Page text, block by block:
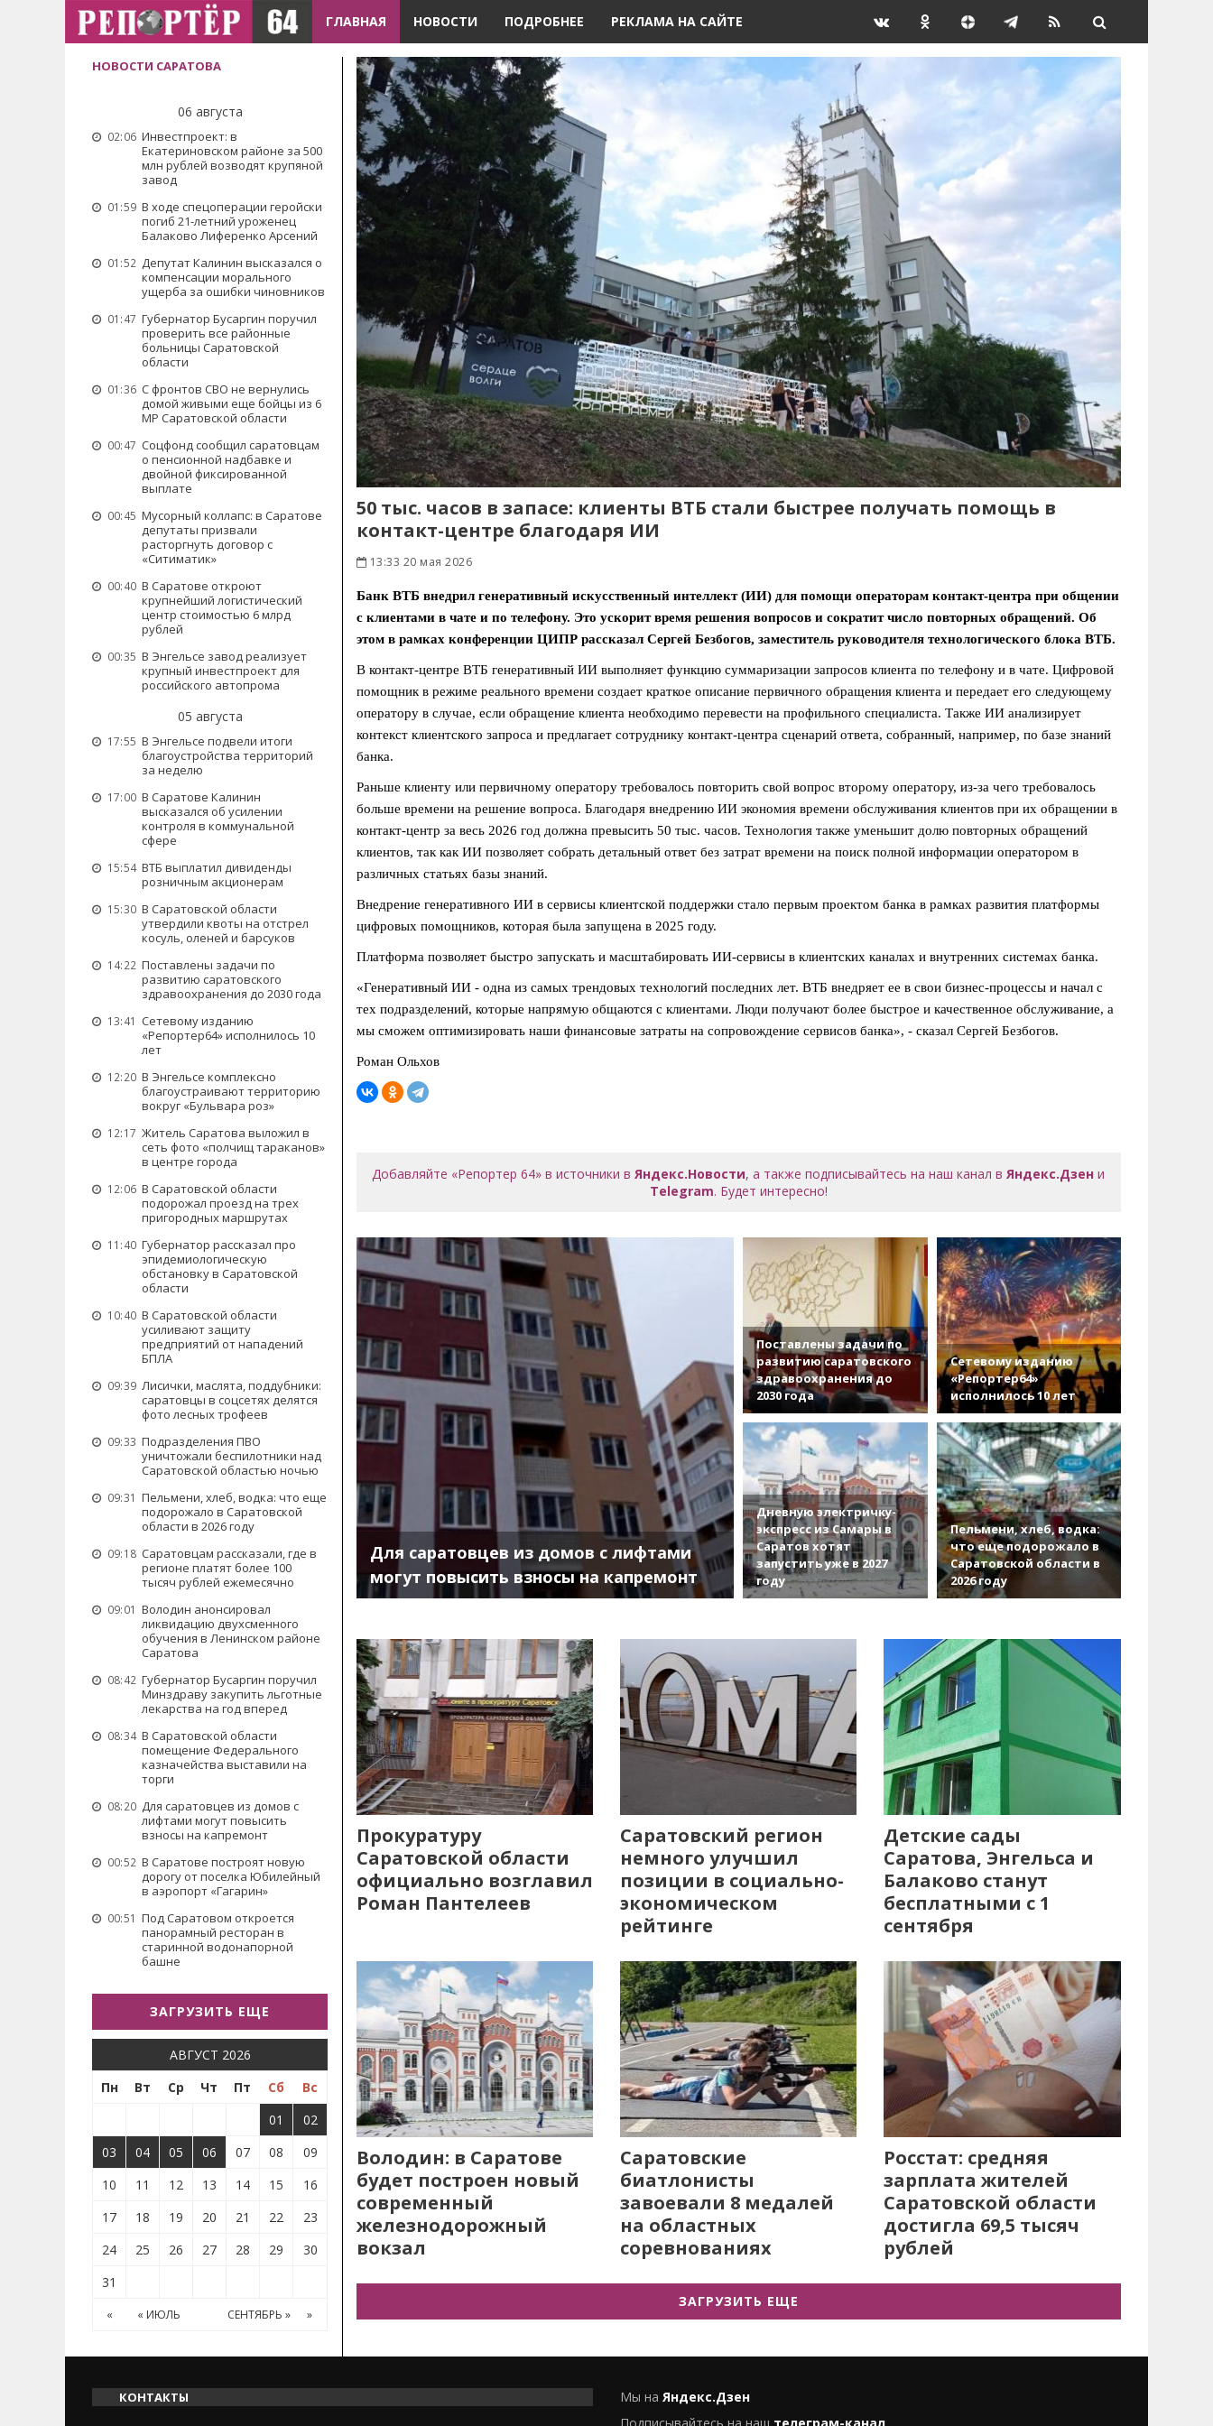
ГЛАВНАЯ НОВОСТИ ПОДРОБНЕЕ РЕКЛАМА НА САЙТЕ
НОВОСТИ САРАТОВА
06 августа
02:06 Инвестпроект: в
Екатериновском районе за 500
млн рублей возводят крупяной
завод
01:59 В ходе спецоперации геройски
погиб 21-летний уроженец
Балаково Лиференко Арсений
01:52 Депутат Калинин высказался о
компенсации морального
ущерба за ошибки чиновников
01:47 Губернатор Бусаргин поручил
проверить все районные
больницы Саратовской
области
01:36 С фронтов СВО не вернулись
домой живыми еще бойцы из 6
МР Саратовской области
00:47 Соцфонд сообщил саратовцам
о пенсионной надбавке и
двойной фиксированной
выплате
00:45 Мусорный коллапс: в Саратове
депутаты призвали
расторгнуть договор с
«Ситиматик»
00:40 В Саратове откроют
крупнейший логистический
центр стоимостью 6 млрд
рублей
00:35 В Энгельсе завод реализует
крупный инвестпроект для
российского автопрома
05 августа
17:55 В Энгельсе подвели итоги
благоустройства территорий
за неделю
17:00 В Саратове Калинин
высказался об усилении
контроля в коммунальной
сфере
15:54 ВТБ выплатил дивиденды
розничным акционерам
15:30 В Саратовской области
утвердили квоты на отстрел
косуль, оленей и барсуков
14:22 Поставлены задачи по
развитию саратовского
здравоохранения до 2030 года
13:41 Сетевому изданию
«Репортер64» исполнилось 10
лет
12:20 В Энгельсе комплексно
благоустраивают территорию
вокруг «Бульвара роз»
12:17 Житель Саратова выложил в
сеть фото «полчищ тараканов»
в центре города
12:06 В Саратовской области
подорожал проезд на трех
пригородных маршрутах
11:40 Губернатор рассказал про
эпидемиологическую
обстановку в Саратовской
области
10:40 В Саратовской области
усиливают защиту
предприятий от нападений
БПЛА
09:39 Лисички, маслята, поддубники:
саратовцы в соцсетях делятся
фото лесных трофеев
09:33 Подразделения ПВО
уничтожали беспилотники над
Саратовской областью ночью
09:31 Пельмени, хлеб, водка: что еще
подорожало в Саратовской
области в 2026 году
09:18 Саратовцам рассказали, где в
регионе платят более 100
тысяч рублей ежемесячно
09:01 Володин анонсировал
ликвидацию двухсменного
обучения в Ленинском районе
Саратова
08:42 Губернатор Бусаргин поручил
Минздраву закупить льготные
лекарства на год вперед
08:34 В Саратовской области
помещение Федерального
казначейства выставили на
торги
08:20 Для саратовцев из домов с
лифтами могут повысить
взносы на капремонт
00:52 В Саратове построят новую
дорогу от поселка Юбилейный
в аэропорт «Гагарин»
00:51 Под Саратовом откроется
панорамный ресторан в
старинной водонапорной
башне
ЗАГРУЗИТЬ ЕЩЕ
АВГУСТ 2026
Пн
Вт Ср Чт Пт Сб
Вс
01
02
03
04 05 06 07 08
09
10
11 12 13 14 15
16
17
18 19 20 21 22
23
24
25 26 27 28 29
30
31
« « ИЮЛЬ СЕНТЯБРЬ » »
50 тыс. часов в запасе: клиенты ВТБ стали быстрее получать помощь в
контакт-центре благодаря ИИ
13:33 20 мая 2026
Банк ВТБ внедрил генеративный искусственный интеллект (ИИ) для помощи операторам контакт-центра при общении
с клиентами в чате и по телефону. Это ускорит время решения вопросов и сократит число повторных обращений. Об
этом в рамках конференции ЦИПР рассказал Сергей Безбогов, заместитель руководителя технологического блока ВТБ.
В контакт-центре ВТБ генеративный ИИ выполняет функцию суммаризации запросов клиента по телефону и в чате. Цифровой
помощник в режиме реального времени создает краткое описание первичного обращения клиента и передает его следующему
оператору в случае, если обращение клиента необходимо перевести на профильного специалиста. Также ИИ анализирует
контекст клиентского запроса и предлагает сотруднику контакт-центра сценарий ответа, собранный, например, по базе знаний
банка.
Раньше клиенту или первичному оператору требовалось повторить свой вопрос второму оператору, из-за чего требовалось
больше времени на решение вопроса. Благодаря внедрению ИИ экономия времени обслуживания клиентов при их обращении в
контакт-центр за весь 2026 год должна превысить 50 тыс. часов. Технология также уменьшит долю повторных обращений
клиентов, так как ИИ позволяет собрать детальный ответ без затрат времени на поиск полной информации оператором в
различных статьях базы знаний.
Внедрение генеративного ИИ в сервисы клиентской поддержки стало первым проектом банка в рамках развития платформы
цифровых помощников, которая была запущена в 2025 году.
Платформа позволяет быстро запускать и масштабировать ИИ-сервисы в клиентских каналах и внутренних системах банка.
«Генеративный ИИ - одна из самых трендовых технологий последних лет. ВТБ внедряет ее в свои бизнес-процессы и начал с
тех подразделений, которые напрямую общаются с клиентами. Люди получают более быстрое и качественное обслуживание, а
мы сможем оптимизировать наши финансовые затраты на сопровождение сервисов банка», - сказал Сергей Безбогов.
Роман Ольхов
Добавляйте «Репортер 64» в источники вЯндекс.Новости, а также подписывайтесь на наш канал вЯндекс.Дзен и
Telegram. Будет интересно!
Для саратовцев из домов с лифтами
могут повысить взносы на капремонт
Поставлены задачи по
развитию саратовского
здравоохранения до
2030 года
Сетевому изданию
«Репортер64»
исполнилось 10 лет
Дневную электричку-
экспресс из Самары в
Саратов хотят
запустить уже в 2027
году
Пельмени, хлеб, водка:
что еще подорожало в
Саратовской области в
2026 году
Прокуратуру
Саратовской области
официально возглавил
Роман Пантелеев
Саратовский регион
немного улучшил
позиции в социально-
экономическом
рейтинге
Детские сады
Саратова, Энгельса и
Балаково станут
бесплатными с 1
сентября
Володин: в Саратове
будет построен новый
современный
железнодорожный
вокзал
Саратовские
биатлонисты
завоевали 8 медалей
на областных
соревнованиях
Росстат: средняя
зарплата жителей
Саратовской области
достигла 69,5 тысяч
рублей
ЗАГРУЗИТЬ ЕЩЕ
КОНТАКТЫ Мы на Яндекс.Дзен